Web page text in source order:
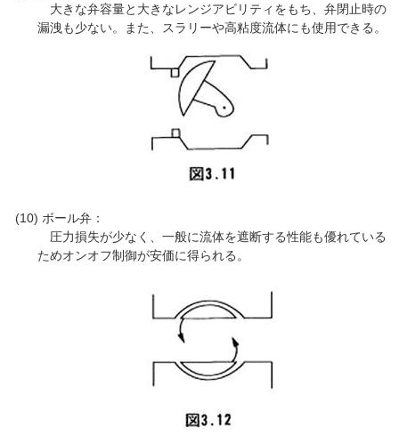
大きな弁容量と大きなレンジアビリティをもち、弁閉止時の
漏洩も少ない。また、スラリーや高粘度流体にも使用できる。
ボール弁：
圧力損失が少なく、一般に流体を遮断する性能も優れている
ためオンオフ制御が安価に得られる。